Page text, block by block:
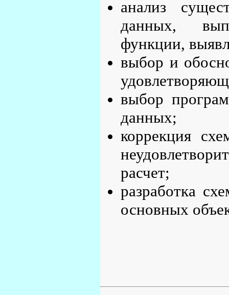
анализ
данных,
функции,
выбор и
выбор
данных;
коррекция
расчет;
разработка
основных